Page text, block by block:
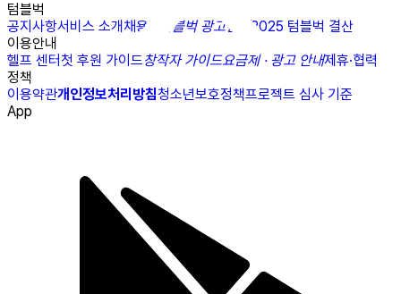
텀블벅
공지사항서비스 소개채용N 텀블벅 광고센터
2025 텀블벅 결산
이용안내
헬프 센터첫 후원 가이드창작자 가이드요금제 · 광고 안내제휴·협력
정책
이용약관개인정보처리방침청소년보호정책프로젝트 심사 기준
App